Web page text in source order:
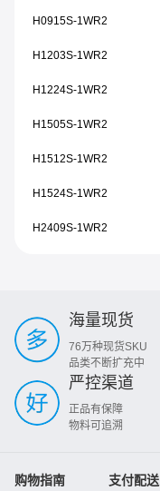
H0915S-1WR2
H1203S-1WR2
H1224S-1WR2
H1505S-1WR2
H1512S-1WR2
H1524S-1WR2
H2409S-1WR2
海量现货
76万种现货SKU
品类不断扩充中
严控渠道
正品有保障
物料可追溯
购物指南 支付配送